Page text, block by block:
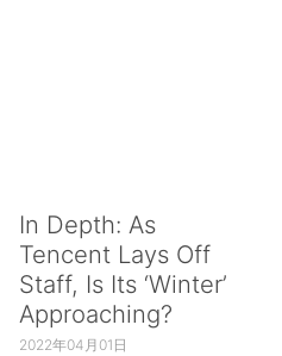
In Depth: As
Tencent Lays Off
Staff, Is Its ‘Winter’
Approaching?
2022年04月01日